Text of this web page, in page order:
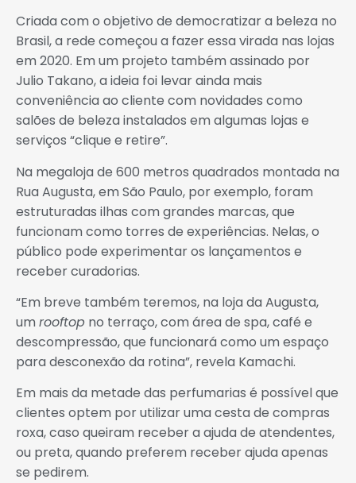
Criada com o objetivo de democratizar a beleza no
Brasil, a rede começou a fazer essa virada nas lojas
em 2020. Em um projeto também assinado por
Julio Takano, a ideia foi levar ainda mais
conveniência ao cliente com novidades como
salões de beleza instalados em algumas lojas e
serviços “clique e retire”.
Na megaloja de 600 metros quadrados montada na
Rua Augusta, em São Paulo, por exemplo, foram
estruturadas ilhas com grandes marcas, que
funcionam como torres de experiências. Nelas, o
público pode experimentar os lançamentos e
receber curadorias.
“Em breve também teremos, na loja da Augusta,
um rooftop no terraço, com área de spa, café e
descompressão, que funcionará como um espaço
para desconexão da rotina”, revela Kamachi.
Em mais da metade das perfumarias é possível que
clientes optem por utilizar uma cesta de compras
roxa, caso queiram receber a ajuda de atendentes,
ou preta, quando preferem receber ajuda apenas
se pedirem.